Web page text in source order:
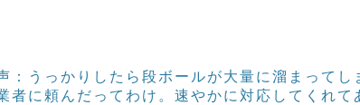
：うっかりしたら段ボールが大量に溜まって
者に頼んだってわけ。速やかに対応してくれて